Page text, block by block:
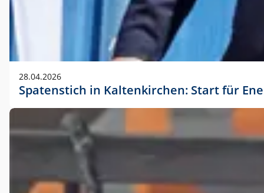
28.04.2026
Spatenstich in Kaltenkirchen: Start für